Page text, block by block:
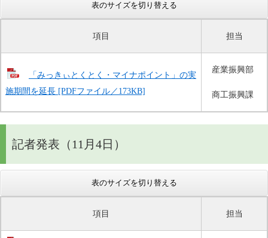
表のサイズを切り替える
項目 担当
「みっきぃとくとく・マイナポイント」の実
施期間を延長 [PDFファイル／173KB]
産業振興部
商工振興課
記者発表（11月4日）
表のサイズを切り替える
項目 担当